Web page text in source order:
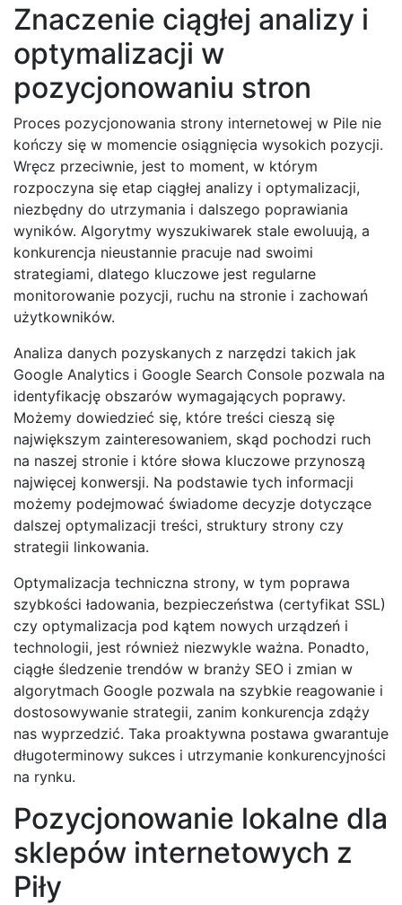
Znaczenie ciągłej analizy i
optymalizacji w
pozycjonowaniu stron
Proces pozycjonowania strony internetowej w Pile nie
kończy się w momencie osiągnięcia wysokich pozycji.
Wręcz przeciwnie, jest to moment, w którym
rozpoczyna się etap ciągłej analizy i optymalizacji,
niezbędny do utrzymania i dalszego poprawiania
wyników. Algorytmy wyszukiwarek stale ewoluują, a
konkurencja nieustannie pracuje nad swoimi
strategiami, dlatego kluczowe jest regularne
monitorowanie pozycji, ruchu na stronie i zachowań
użytkowników.
Analiza danych pozyskanych z narzędzi takich jak
Google Analytics i Google Search Console pozwala na
identyfikację obszarów wymagających poprawy.
Możemy dowiedzieć się, które treści cieszą się
największym zainteresowaniem, skąd pochodzi ruch
na naszej stronie i które słowa kluczowe przynoszą
najwięcej konwersji. Na podstawie tych informacji
możemy podejmować świadome decyzje dotyczące
dalszej optymalizacji treści, struktury strony czy
strategii linkowania.
Optymalizacja techniczna strony, w tym poprawa
szybkości ładowania, bezpieczeństwa (certyfikat SSL)
czy optymalizacja pod kątem nowych urządzeń i
technologii, jest również niezwykle ważna. Ponadto,
ciągłe śledzenie trendów w branży SEO i zmian w
algorytmach Google pozwala na szybkie reagowanie i
dostosowywanie strategii, zanim konkurencja zdąży
nas wyprzedzić. Taka proaktywna postawa gwarantuje
długoterminowy sukces i utrzymanie konkurencyjności
na rynku.
Pozycjonowanie lokalne dla
sklepów internetowych z
Piły